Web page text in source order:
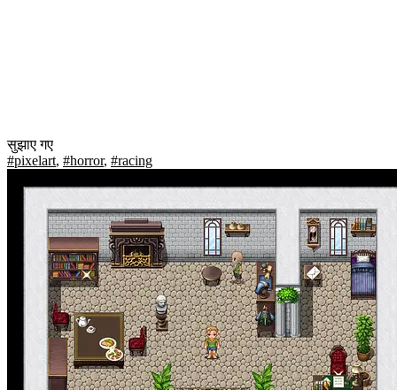
सुझाए गए
#pixelart, #horror, #racing